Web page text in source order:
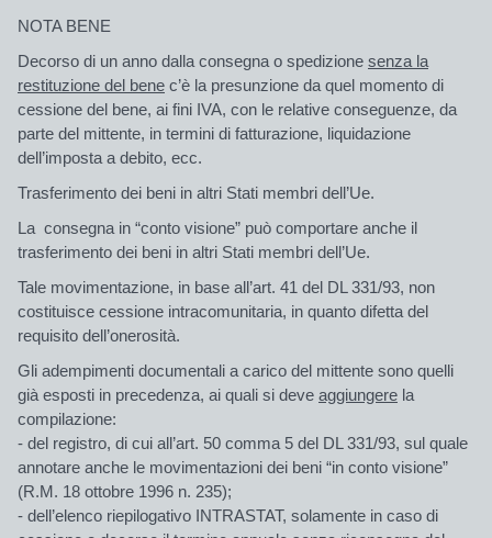
NOTA BENE
Decorso di un anno dalla consegna o spedizione senza la
restituzione del bene c’è la presunzione da quel momento di
cessione del bene, ai fini IVA, con le relative conseguenze, da
parte del mittente, in termini di fatturazione, liquidazione
dell’imposta a debito, ecc.
Trasferimento dei beni in altri Stati membri dell’Ue.
La consegna in “conto visione” può comportare anche il
trasferimento dei beni in altri Stati membri dell’Ue.
Tale movimentazione, in base all’art. 41 del DL 331/93, non
costituisce cessione intracomunitaria, in quanto difetta del
requisito dell’onerosità.
Gli adempimenti documentali a carico del mittente sono quelli
già esposti in precedenza, ai quali si deve aggiungere la
compilazione:
- del registro, di cui all’art. 50 comma 5 del DL 331/93, sul quale
annotare anche le movimentazioni dei beni “in conto visione”
(R.M. 18 ottobre 1996 n. 235);
- dell’elenco riepilogativo INTRASTAT, solamente in caso di